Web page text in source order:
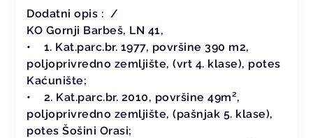
Dodatni opis : /
KO Gornji Barbeš, LN 41,
• 1. Kat.parc.br. 1977, površine 390 m2,
poljoprivredno zemljište, (vrt 4. klase), potes
Kaćunište;
• 2. Kat.parc.br. 2010, površine 49m²,
poljoprivredno zemljište, (pašnjak 5. klase),
potes Šošini Orasi;